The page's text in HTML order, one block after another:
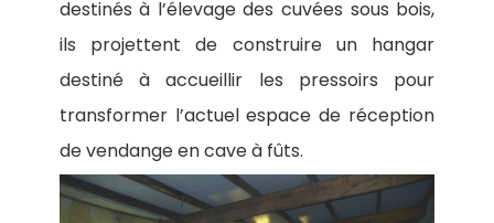
destinés à l’élevage des cuvées sous bois,
ils projettent de construire un hangar
destiné à accueillir les pressoirs pour
transformer l’actuel espace de réception
de vendange en cave à fûts.